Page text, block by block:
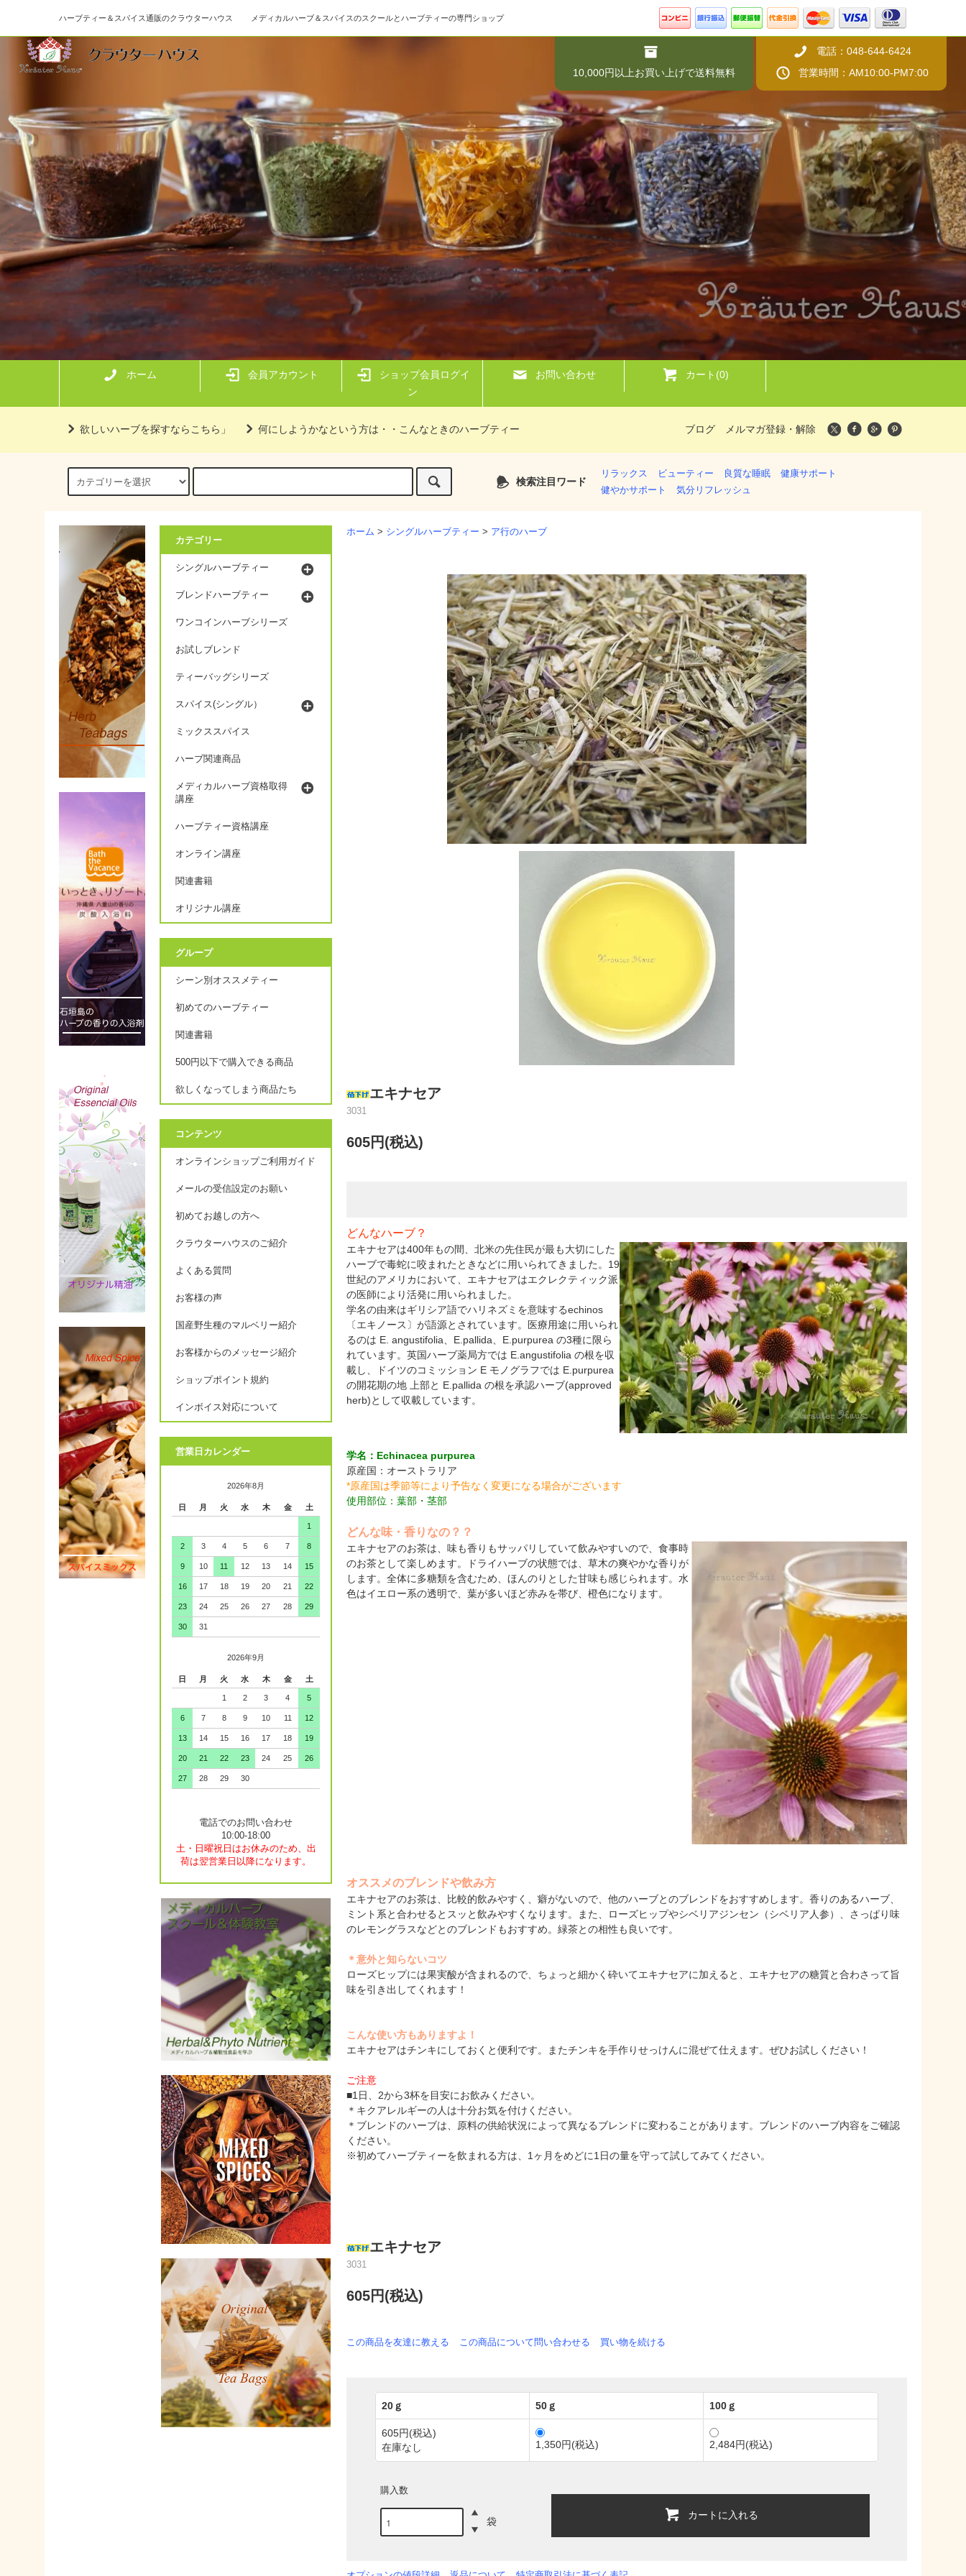
ハーブティー＆スパイス通販のクラウターハウス メディカルハーブ＆スパイスのスクールとハーブティーの専門ショップ
10,000円以上お買い上げで送料無料
電話：048-644-6424
営業時間：AM10:00-PM7:00
ホーム 会員アカウント
ショップ会員ログイ
ン
お問い合わせ カート(0)
欲しいハーブを探すならこちら」 何にしようかなという方は・・こんなときのハーブティー ブログ メルマガ登録・解除
検索注目ワード
リラックス ビューティー 良質な睡眠
健康サポート
健やかサポート
気分リフレッシュ
ホーム > シングルハーブティー > ア行のハーブ
エキナセア
3031
605円(税込)
どんなハーブ？
エキナセアは400年もの間、北米の先住民が最も大切にした
ハーブで毒蛇に咬まれたときなどに用いられてきました。19
世紀のアメリカにおいて、エキナセアはエクレクティック派
の医師により活発に用いられました。
学名の由来はギリシア語でハリネズミを意味するechinos
〔エキノース〕が語源とされています。医療用途に用いられ
るのは E. angustifolia、E.pallida、E.purpurea の3種に限ら
れています。英国ハーブ薬局方では E.angustifolia の根を収
載し、ドイツのコミッション E モノグラフでは E.purpurea
の開花期の地 上部と E.pallida の根を承認ハーブ(approved
herb)として収載しています。
学名：Echinacea purpurea
原産国：オーストラリア
*原産国は季節等により予告なく変更になる場合がございます
使用部位：葉部・茎部
どんな味・香りなの？？
エキナセアのお茶は、味も香りもサッパリしていて飲みやすいので、食事時
のお茶として楽しめます。ドライハーブの状態では、草木の爽やかな香りが
します。全体に多糖類を含むため、ほんのりとした甘味も感じられます。水
色はイエロー系の透明で、葉が多いほど赤みを帯び、橙色になります。
オススメのブレンドや飲み方
エキナセアのお茶は、比較的飲みやすく、癖がないので、他のハーブとのブレンドをおすすめします。香りのあるハーブ、
ミント系と合わせるとスッと飲みやすくなります。また、ローズヒップやシベリアジンセン（シベリア人参）、さっぱり味
のレモングラスなどとのブレンドもおすすめ。緑茶との相性も良いです。
＊意外と知らないコツ
ローズヒップには果実酸が含まれるので、ちょっと細かく砕いてエキナセアに加えると、エキナセアの糖質と合わさって旨
味を引き出してくれます！
こんな使い方もありますよ！
エキナセアはチンキにしておくと便利です。またチンキを手作りせっけんに混ぜて仕えます。ぜひお試しください！
ご注意
■1日、2から3杯を目安にお飲みください。
＊キクアレルギーの人は十分お気を付けください。
＊ブレンドのハーブは、原料の供給状況によって異なるブレンドに変わることがあります。ブレンドのハーブ内容をご確認
ください。
※初めてハーブティーを飲まれる方は、1ヶ月をめどに1日の量を守って試してみてください。
エキナセア
3031
605円(税込)
この商品を友達に教える この商品について問い合わせる 買い物を続ける
20ｇ 50ｇ 100ｇ
605円(税込)
在庫なし
1,350円(税込) 2,484円(税込)
購入数
袋 カートに入れる
カテゴリー
シングルハーブティー
ブレンドハーブティー
ワンコインハーブシリーズ
お試しブレンド
ティーバッグシリーズ
スパイス(シングル）
ミックススパイス
ハーブ関連商品
メディカルハーブ資格取得
講座
ハーブティー資格講座
オンライン講座
関連書籍
オリジナル講座
グループ
シーン別オススメティー
初めてのハーブティー
関連書籍
500円以下で購入できる商品
欲しくなってしまう商品たち
コンテンツ
オンラインショップご利用ガイド
メールの受信設定のお願い
初めてお越しの方へ
クラウターハウスのご紹介
よくある質問
お客様の声
国産野生種のマルベリー紹介
お客様からのメッセージ紹介
ショップポイント規約
インボイス対応について
営業日カレンダー
2026年8月
日 月 火 水 木 金 土
1
2 3 4 5 6 7 8
9 10 11 12 13 14 15
16 17 18 19 20 21 22
23 24 25 26 27 28 29
30 31
2026年9月
日 月 火 水 木 金 土
1 2 3 4 5
6 7 8 9 10 11 12
13 14 15 16 17 18 19
20 21 22 23 24 25 26
27 28 29 30
電話でのお問い合わせ
10:00-18:00
土・日曜祝日はお休みのため、出
荷は翌営業日以降になります。